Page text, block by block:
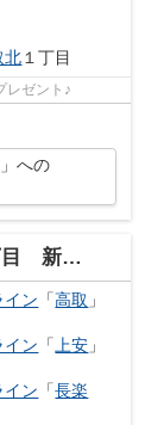
北 １丁目
ゼント♪
への
分譲☆
イン 「高取 」
イン 「上安 」
イン 「長楽